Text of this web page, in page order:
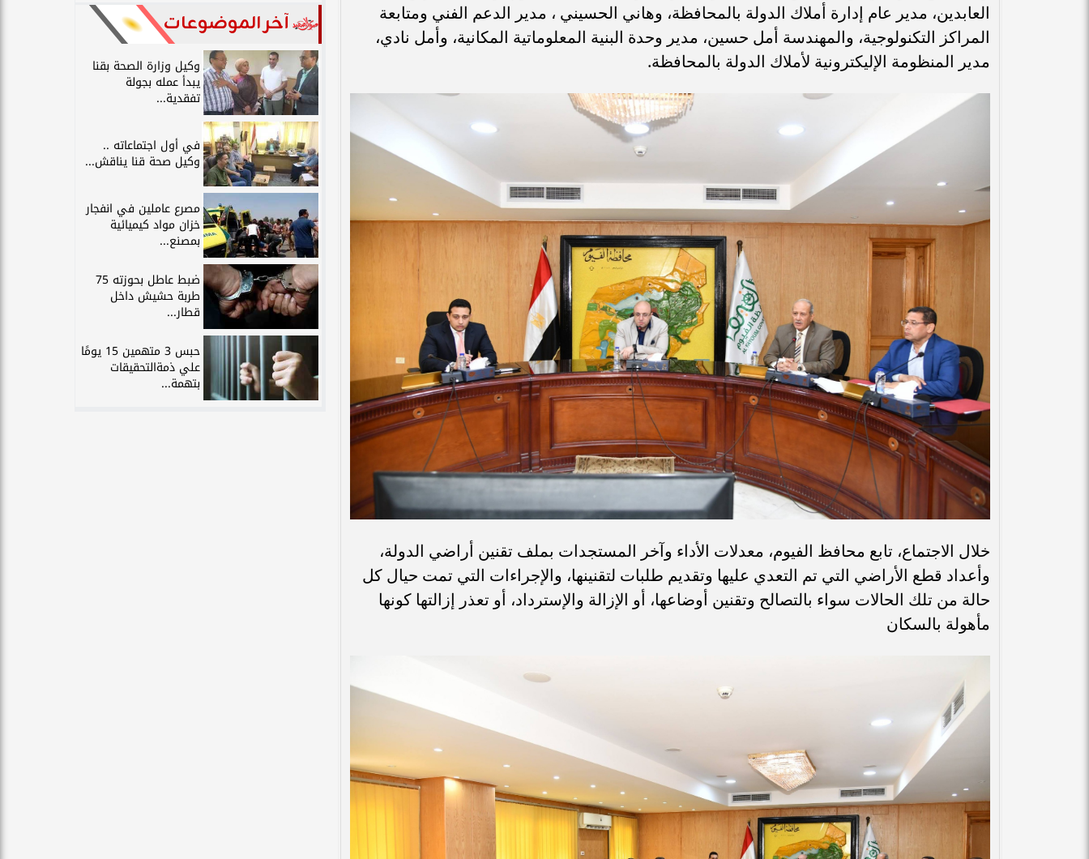
العابدين، مدير عام إدارة أملاك الدولة بالمحافظة، وهاني الحسيني ، مدير الدعم الفني ومتابعة
المراكز التكنولوجية، والمهندسة أمل حسين، مدير وحدة البنية المعلوماتية المكانية، وأمل نادي،
مدير المنظومة الإليكترونية لأملاك الدولة بالمحافظة.
خلال الاجتماع، تابع محافظ الفيوم، معدلات الأداء وآخر المستجدات بملف تقنين أراضي الدولة،
وأعداد قطع الأراضي التي تم التعدي عليها وتقديم طلبات لتقنينها، والإجراءات التي تمت حيال كل
حالة من تلك الحالات سواء بالتصالح وتقنين أوضاعها، أو الإزالة والإسترداد، أو تعذر إزالتها كونها
مأهولة بالسكان
آخر الموضوعات
وكيل وزارة الصحة بقنا
يبدأ عمله بجولة
تفقدية...
في أول اجتماعاته ..
وكيل صحة قنا يناقش...
مصرع عاملين في انفجار
خزان مواد كيميائية
بمصنع...
ضبط عاطل بحوزته 75
طربة حشيش داخل
قطار...
حبس 3 متهمين 15 يومًا
علي ذمةالتحقيقات
بتهمة...